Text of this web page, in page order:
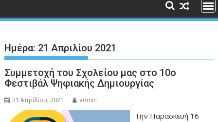
Ημέρα: 21 Απριλίου 2021
Συμμετοχή του Σχολείου μας στο 10ο
Φεστιβάλ Ψηφιακής Δημιουργίας
21 Απριλίου, 2021 admin
Την Παρασκευή 16